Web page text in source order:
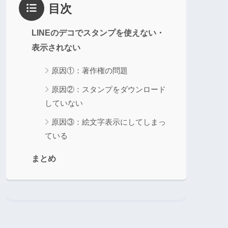
目次
LINEのデコでスタンプを使えない・
表示されない
原因①：著作権の問題
原因②：スタンプをダウンロード
していない
原因③：絵文字表示にしてしまっ
ている
まとめ